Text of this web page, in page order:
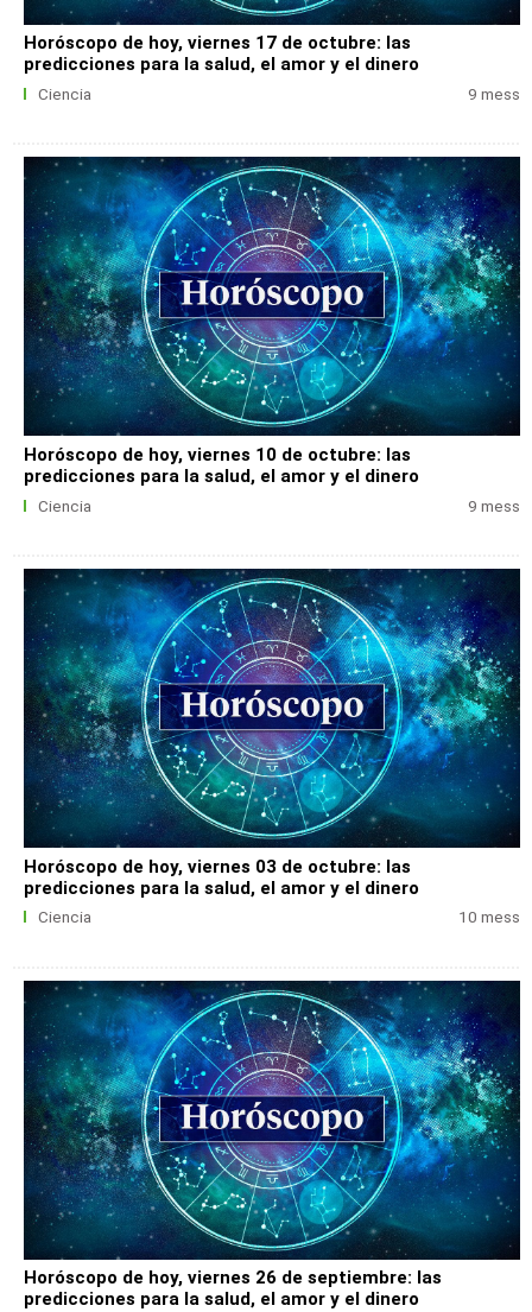
Horóscopo de hoy, viernes 17 de octubre: las
predicciones para la salud, el amor y el dinero
Ciencia 9 mess
Horóscopo de hoy, viernes 10 de octubre: las
predicciones para la salud, el amor y el dinero
Ciencia 9 mess
Horóscopo de hoy, viernes 03 de octubre: las
predicciones para la salud, el amor y el dinero
Ciencia 10 mess
Horóscopo de hoy, viernes 26 de septiembre: las
predicciones para la salud, el amor y el dinero